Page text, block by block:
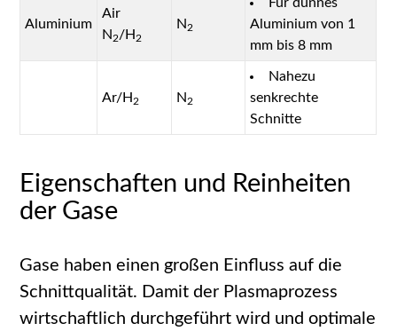
Aluminium
Air
N 2/H 2
N 2
Aluminium von 1
mm bis 8 mm
Ar/H 2 N 2
Nahezu
senkrechte
Schnitte
Eigenschaften und Reinheiten
der Gase
Gase haben einen großen Einfluss auf die
Schnittqualität. Damit der Plasmaprozess
wirtschaftlich durchgeführt wird und optimale